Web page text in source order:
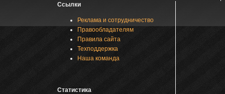
Ссылки
Реклама и сотрудничество
Правообладателям
Правила сайта
Техподдержка
Наша команда
Статистика